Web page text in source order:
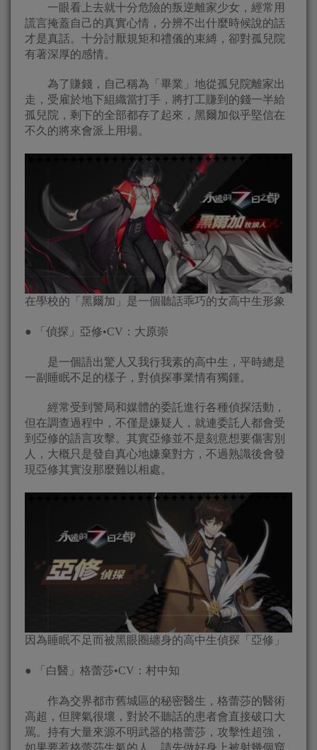
一眼看上去就十分危險的叛逆離家少女，經常用
謊言掩蓋自己的真實心情，分辨不出什麼時候說的話
才是真話。十分討厭規矩和禮儀的束縛，卻對孤兒院
有著深厚的感情。
為了賺錢，自己稱為「畢業」地從孤兒院離家出
走，受雇於地下組織當打手，將打工賺到的錢一半給
孤兒院，剩下的全部都存了起來，黑爾加似乎堅信在
不久的將來會派上用場。
在學校的「黑爾加」是一個聽話乖巧的女高中生形象
● 「偵探」亞修•CV：大原崇
是一個語出驚人又我行我素的高中生，平時總是
一副睡眠不足的樣子，對偵探事業情有獨鍾。
經常受到警局和媒體的委託進行各種偵探活動，
但在調查過程中，不僅是嫌疑人，就連委託人都會受
到亞修的語言攻擊。其實亞修並不是刻意想要傷害別
人，大概只是發自真心地嫌棄對方，不過熟識後會發
現亞修其實沒那麼難以相處。
因為睡眠不足而被黑眼圈纏身的高中生偵探「亞修」
● 「白醫」格蕾莎•CV：村中知
作為交界都市舊城區的秘密醫生，格蕾莎的醫術
高超，但脾氣很壞，對於不聽話的患者會直接破口大
罵。持有大量來源不明武器的格蕾莎，攻擊性超強，
如果要惹格蕾莎生氣的人，請先做好身上被射幾個窟